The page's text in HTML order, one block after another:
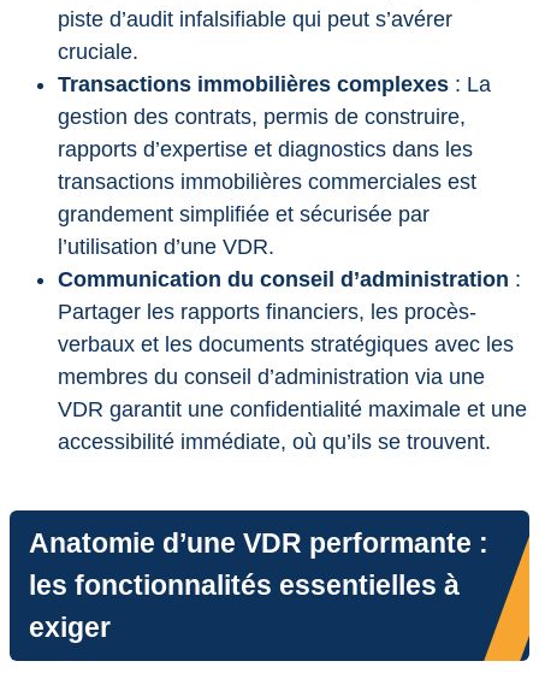
piste d’audit infalsifiable qui peut s’avérer
cruciale.
Transactions immobilières complexes : La
gestion des contrats, permis de construire,
rapports d’expertise et diagnostics dans les
transactions immobilières commerciales est
grandement simplifiée et sécurisée par
l’utilisation d’une VDR.
Communication du conseil d’administration :
Partager les rapports financiers, les procès-
verbaux et les documents stratégiques avec les
membres du conseil d’administration via une
VDR garantit une confidentialité maximale et une
accessibilité immédiate, où qu’ils se trouvent.
Anatomie d’une VDR performante :
les fonctionnalités essentielles à
exiger